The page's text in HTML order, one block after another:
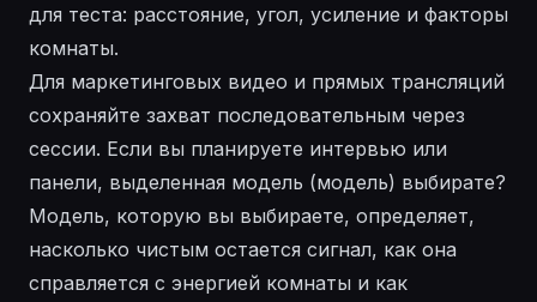
для теста: расстояние, угол, усиление и факторы
комнаты.
Для маркетинговых видео и прямых трансляций
сохраняйте захват последовательным через
сессии. Если вы планируете интервью или
панели, выделенная модель (модель) выбирате?
Модель, которую вы выбираете, определяет,
насколько чистым остается сигнал, как она
справляется с энергией комнаты и как